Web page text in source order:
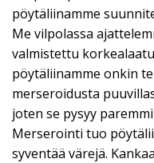
pöytäliinamme
Me vilpolassa
valmistettu
pöytäliinamme onkin
merseroidusta
joten se pysyy
Merserointi tuo
syventää värejä.